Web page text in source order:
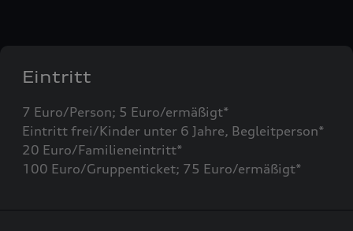
Eintritt
7 Euro/Person; 5 Euro/ermäßigt*
Eintritt frei/Kinder unter 6 Jahre, Begleitperson*
20 Euro/Familieneintritt*
100 Euro/Gruppenticket; 75 Euro/ermäßigt*